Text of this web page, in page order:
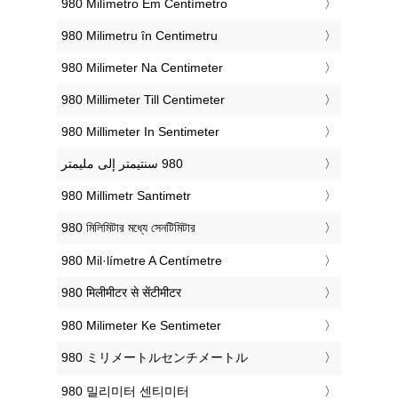
‎980 Milímetro Em Centímetro
‎980 Milimetru în Centimetru
‎980 Milimeter Na Centimeter
‎980 Millimeter Till Centimeter
‎980 Millimeter In Sentimeter
‎980 Millimetr Santimetr
‎980 মিলিমিটার মধ্যে সেনটিমিটার
‎980 Mil·límetre A Centímetre
‎980 मिलीमीटर से सेंटीमीटर
‎980 Milimeter Ke Sentimeter
‎980 ミリメートルセンチメートル
‎980 밀리미터 센티미터